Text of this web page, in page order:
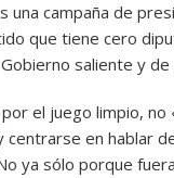
una campaña de
que tiene cero
saliente y
el juego limpio,
centrarse en hablar
ya sólo porque